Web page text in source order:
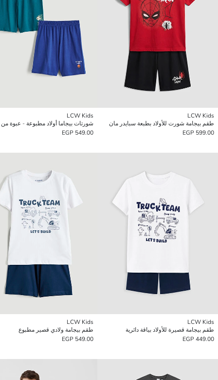
LCW Kids
طقم بيجامة شورت للأولاد بطبعة سبايدر مان
599.00 EGP
LCW Kids
شورتات بيجاما أولاد مطبوعة - عبوة
549.00 EGP
LCW Kids
طقم بيجامة قصيرة للأولاد بياقة دائرية
449.00 EGP
LCW Kids
طقم بيجامة ولادي قصير مطبوع
549.00 EGP